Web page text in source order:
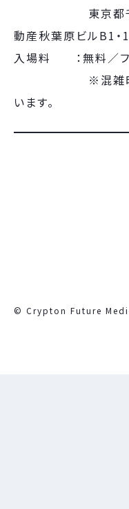
東京都千代田
動産秋葉原ビルB1・
入場料 ：無料／フ
※混雑時は入
い
© Crypton Future